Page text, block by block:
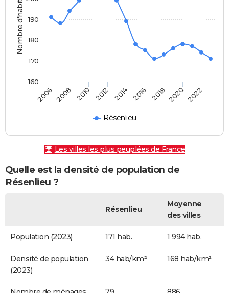
Nombre d'habitants
Résenlieu
2006 2008 2010 2012 2014 2016 2018 2020 2022
160
170
180
190
Les villes les plus peuplées de France
Quelle est la densité de population de
Résenlieu ?
Résenlieu
Moyenne
des villes
Population (2023) 171 hab. 1 994 hab.
Densité de population
(2023)
34 hab/km² 168 hab/km²